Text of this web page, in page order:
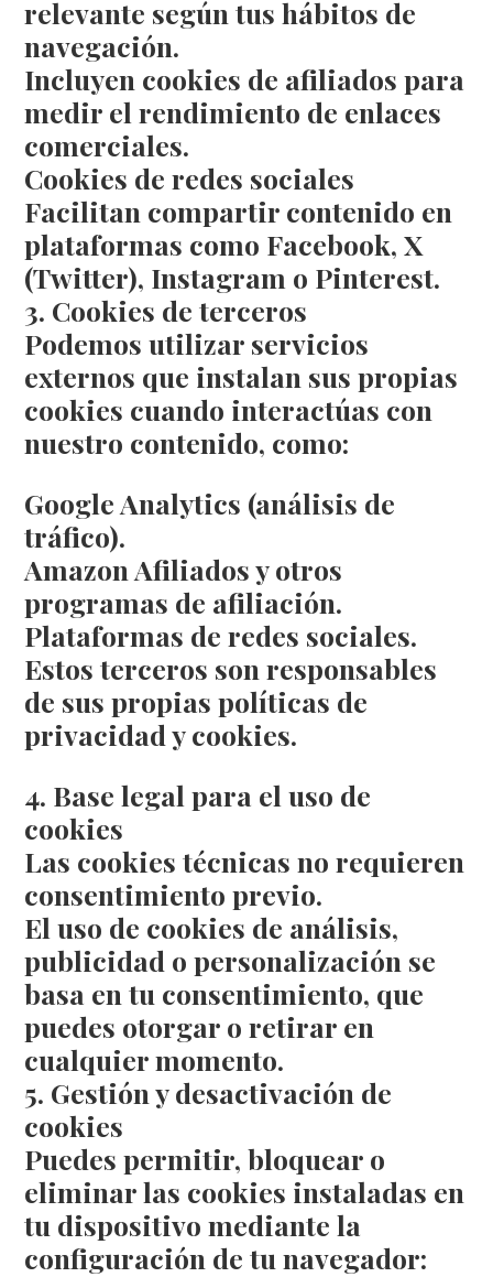
relevante según tus hábitos de
navegación.
Incluyen cookies de afiliados para
medir el rendimiento de enlaces
comerciales.
Cookies de redes sociales
Facilitan compartir contenido en
plataformas como Facebook, X
(Twitter), Instagram o Pinterest.
3. Cookies de terceros
Podemos utilizar servicios
externos que instalan sus propias
cookies cuando interactúas con
nuestro contenido, como:
Google Analytics (análisis de
tráfico).
Amazon Afiliados y otros
programas de afiliación.
Plataformas de redes sociales.
Estos terceros son responsables
de sus propias políticas de
privacidad y cookies.
4. Base legal para el uso de
cookies
Las cookies técnicas no requieren
consentimiento previo.
El uso de cookies de análisis,
publicidad o personalización se
basa en tu consentimiento, que
puedes otorgar o retirar en
cualquier momento.
5. Gestión y desactivación de
cookies
Puedes permitir, bloquear o
eliminar las cookies instaladas en
tu dispositivo mediante la
configuración de tu navegador: